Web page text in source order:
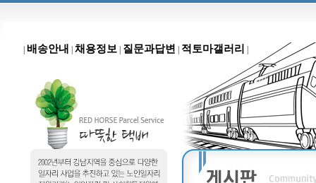
배송안내 채용정보 질문과답변 적토마갤러리